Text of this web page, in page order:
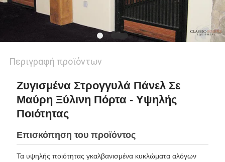
Περιγραφή προϊόντων
Ζυγισμένα Στρογγυλά Πάνελ Σε
Μαύρη Ξύλινη Πόρτα - Υψηλής
Ποιότητας
Επισκόπηση του προϊόντος
Τα υψηλής ποιότητας γκαλβανισμένα κυκλώματα αλόγων